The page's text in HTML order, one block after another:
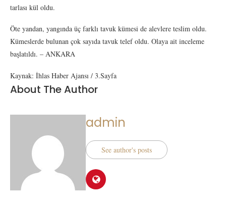
tarlası kül oldu.
Öte yandan, yangında üç farklı tavuk kümesi de alevlere teslim oldu.
Kümeslerde bulunan çok sayıda tavuk telef oldu. Olaya ait inceleme
başlatıldı. – ANKARA
Kaynak: İhlas Haber Ajansı / 3.Sayfa
About The Author
admin
See author's posts